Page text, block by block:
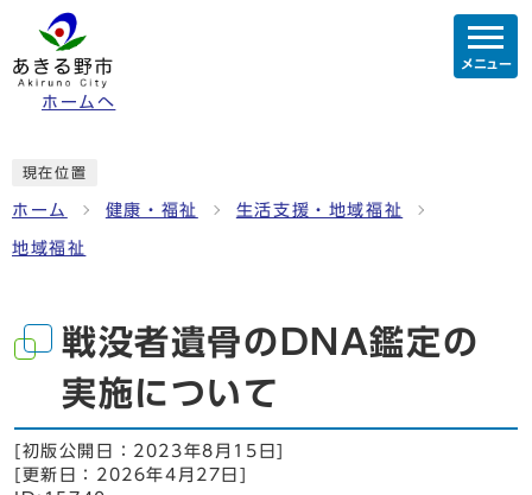
ホームへ
メニュー
現在位置
ホーム 健康・福祉 生活支援・地域福祉
地域福祉
戦没者遺骨のDNA鑑定の
実施について
[初版公開日： 2023年8月15日
[更新日： 2026年4月27日